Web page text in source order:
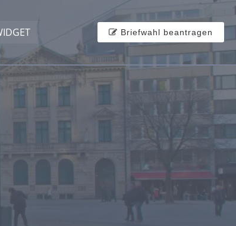
Briefwahl beantragen